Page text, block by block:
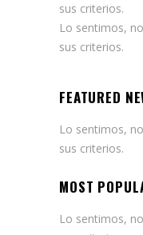
sus criterios.
Lo sentimos,
sus criterios.
FEATURED
Lo sentimos,
sus criterios.
MOST
Lo sentimos,